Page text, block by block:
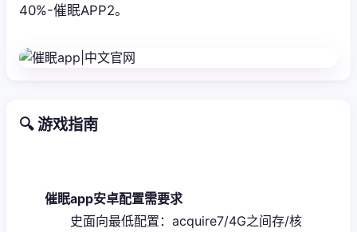
40%-催眠APP2。
🔍 游戏指南
催眠app安卓配置需要求
​史面向最低配置​ ​：acquire7/4G之间存/核